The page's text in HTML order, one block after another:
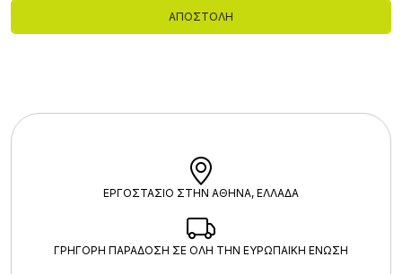
ΑΠΟΣΤΟΛΉ
ΕΡΓΟΣΤΑΣΙΟ ΣΤΗΝ ΑΘΗΝΑ, ΕΛΛΑΔΑ
ΓΡΗΓΟΡΗ ΠΑΡΑΔΟΣΗ ΣΕ ΟΛΗ ΤΗΝ ΕΥΡΩΠΑΙΚΗ ΕΝΩΣΗ